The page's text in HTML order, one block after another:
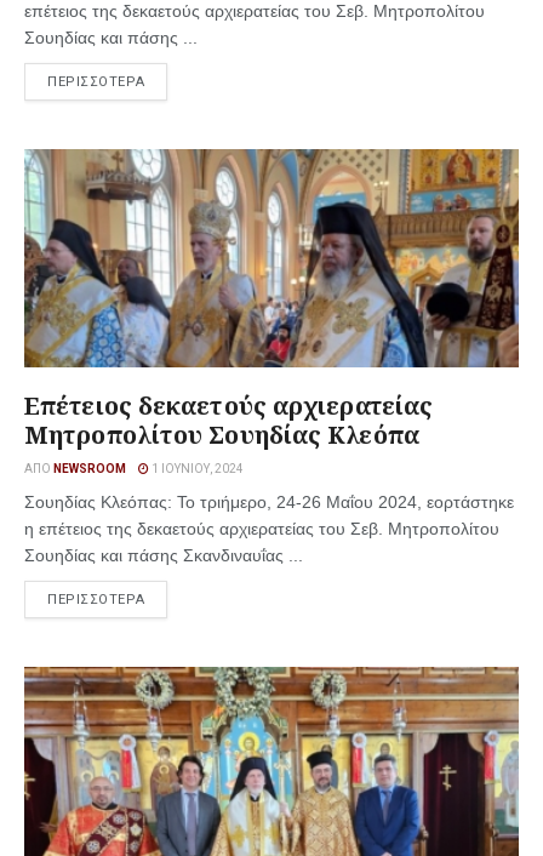
επέτειος της δεκαετούς αρχιερατείας του Σεβ. Μητροπολίτου
Σουηδίας και πάσης ...
ΠΕΡΙΣΣΟΤΕΡΑ
Επέτειος δεκαετούς αρχιερατείας
Μητροπολίτου Σουηδίας Κλεόπα
ΑΠΌ NEWSROOM 1 ΙΟΥΝΊΟΥ, 2024
Σουηδίας Κλεόπας: Το τριήμερο, 24-26 Μαΐου 2024, εορτάστηκε
η επέτειος της δεκαετούς αρχιερατείας του Σεβ. Μητροπολίτου
Σουηδίας και πάσης Σκανδιναυΐας ...
ΠΕΡΙΣΣΟΤΕΡΑ